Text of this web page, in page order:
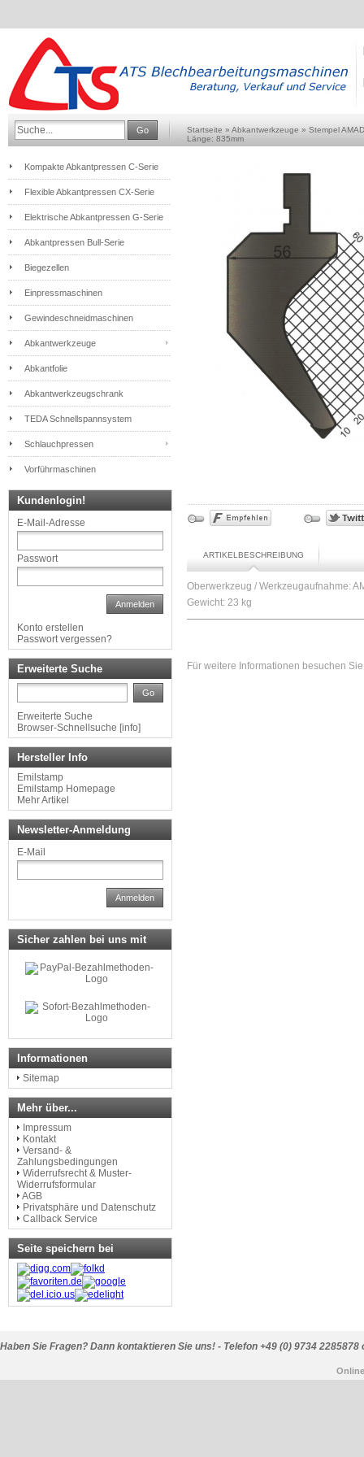
Go Startseite » Abkantwerkzeuge » Stempel
Länge: 835mm
ARTIKELBESCHREIBUNG
Oberwerkzeug / Werkzeugaufnahme:
Gewicht: 23 kg
Für weitere Informationen besuchen
Kompakte Abkantpressen C-Serie
Flexible Abkantpressen CX-Serie
Elektrische Abkantpressen G-Serie
Abkantpressen Bull-Serie
Biegezellen
Einpressmaschinen
Gewindeschneidmaschinen
Abkantwerkzeuge
Abkantfolie
Abkantwerkzeugschrank
TEDA Schnellspannsystem
Schlauchpressen
Vorführmaschinen
Kundenlogin!
E-Mail-Adresse
Passwort
Anmelden
Konto erstellen
Passwort vergessen?
Erweiterte Suche
Go
Erweiterte Suche
Browser-Schnellsuche [info]
Hersteller Info
Emilstamp
Emilstamp Homepage
Mehr Artikel
Newsletter-Anmeldung
E-Mail
Anmelden
Sicher zahlen bei uns mit
Informationen
Sitemap
Mehr über...
Impressum
Kontakt
Versand- &
Zahlungsbedingungen
Widerrufsrecht & Muster-
Widerrufsformular
AGB
Privatsphäre und Datenschutz
Callback Service
Seite speichern bei
Haben Sie Fragen? Dann kontaktieren Sie uns! - Telefon +49 (0) 9734